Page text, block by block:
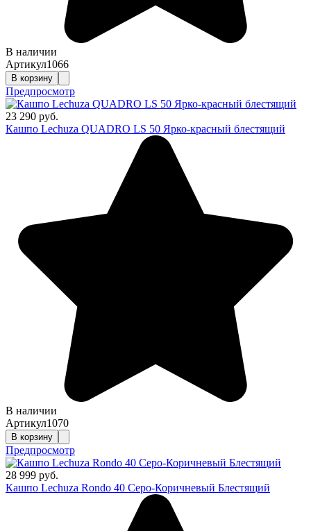
В наличии
Артикул1066
В корзину
Предпросмотр
23 290 руб.
Кашпо Lechuza QUADRO LS 50 Ярко-красный блестящий
В наличии
Артикул1070
В корзину
Предпросмотр
28 999 руб.
Кашпо Lechuza Rondo 40 Серо-Коричневый Блестящий